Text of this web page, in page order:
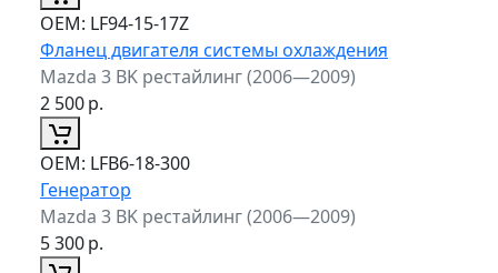
ОЕМ: LF94-15-17Z
Фланец двигателя системы охлаждения
Mazda 3 BK рестайлинг (2006—2009)
2 500р.
ОЕМ: LFB6-18-300
Генератор
Mazda 3 BK рестайлинг (2006—2009)
5 300р.